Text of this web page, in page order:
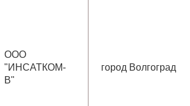
ООО
"ИНСАТКОМ-
В"
город Волгоград